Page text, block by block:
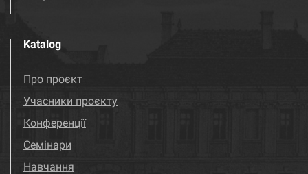
Katalog
Про проєкт
Учасники проєкту
Конференції
Семінари
Навчання